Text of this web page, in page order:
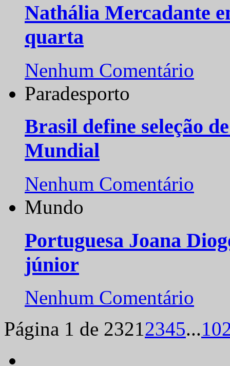
Nathália Mercadante
quarta
Nenhum Comentário
Paradesporto
Brasil define seleção
Mundial
Nenhum Comentário
Mundo
Portuguesa Joana
júnior
Nenhum Comentário
Página 1 de 23212345...10